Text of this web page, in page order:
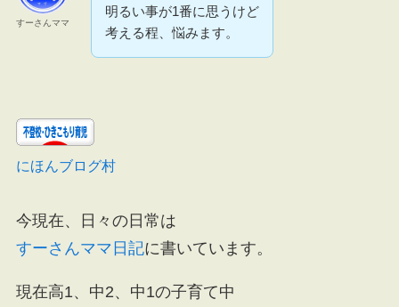
すーさんママ
明るい事が1番に思うけど
考える程、悩みます。
にほんブログ村
今現在、日々の日常は
すーさんママ日記に書いています。
現在高1、中2、中1の子育て中